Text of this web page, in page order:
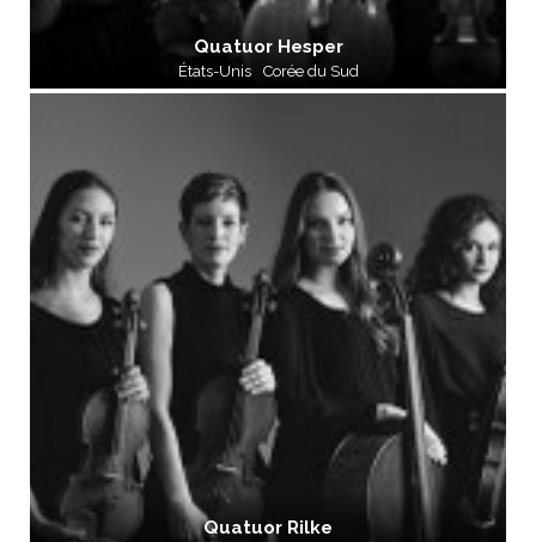
Quatuor Hesper
États-Unis Corée du Sud
Quatuor Rilke